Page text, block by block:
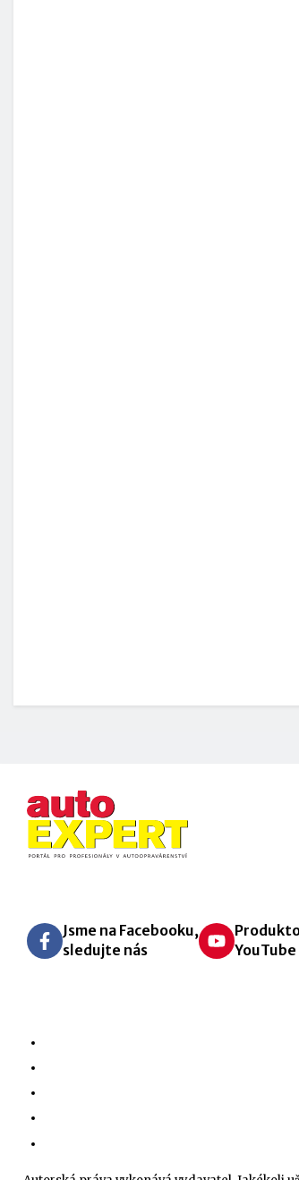
Jsme na Facebooku,
sledujte nás
YouTube